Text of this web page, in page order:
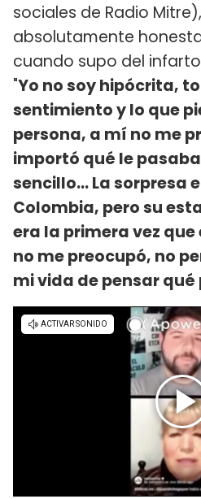
sociales de Radio Mitre),
absolutamente
cuando supo del
"Yo no soy hipócrita,
sentimiento y lo que
persona, a mí no me
importó qué le
sencillo... La sorpresa
Colombia, pero su
era la primera vez
no me preocupó, no
mi vida de pensar